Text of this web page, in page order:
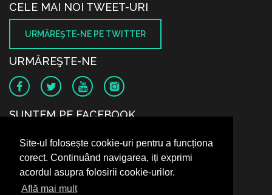
Site-ul folosește cookie-uri pentru a funcționa
corect. Continuând navigarea, iți exprimi
acordul asupra folosirii cookie-urilor.
Află mai mult
CELE MAI NOI TWEET-URI
URMĂREŞTE-NE PE TWITTER
URMĂREŞTE-NE
SUNTEM PE FACEBOOK